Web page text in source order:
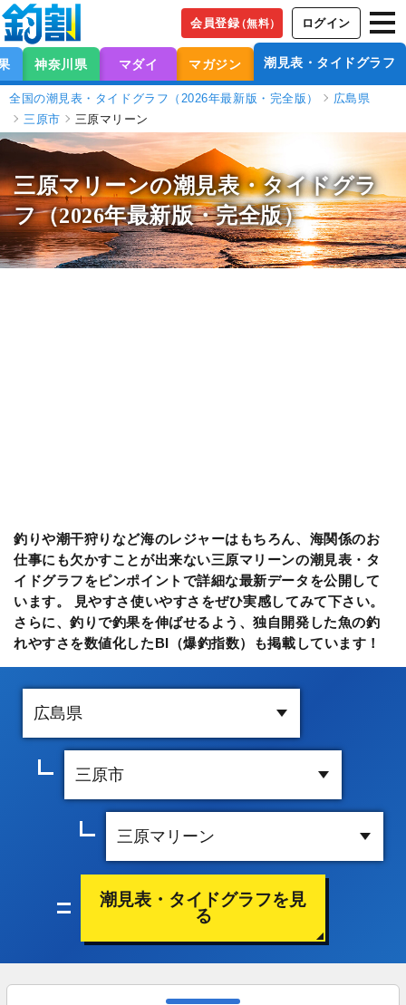
会員登録（無料） ログイン
神奈川県 マダイ マガジン 潮見表・タイドグラフ
全国の潮見表・タイドグラフ（2026年最新版・完全版）
広島県
三原市
三原マリーン
三原マリーンの潮見表・タイドグラ
フ（2026年最新版・完全版）
釣りや潮干狩りなど海のレジャーはもちろん、海関係のお
仕事にも欠かすことが出来ない三原マリーンの潮見表・タ
イドグラフをピンポイントで詳細な最新データを公開して
います。 見やすさ使いやすさをぜひ実感してみて下さい。
さらに、釣りで釣果を伸ばせるよう、独自開発した魚の釣
れやすさを数値化したBI（爆釣指数）も掲載しています！
潮見表・タイドグラフを見
る